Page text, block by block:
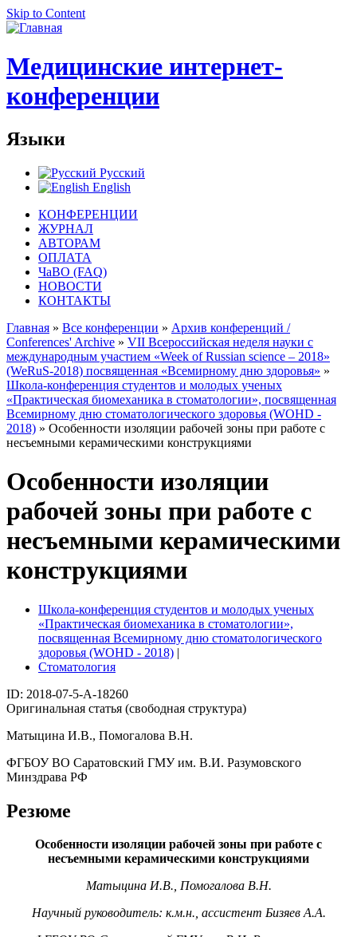
Skip to Content
Медицинские интернет-
конференции
Языки
Русский
English
КОНФЕРЕНЦИИ
ЖУРНАЛ
АВТОРАМ
ОПЛАТА
ЧаВО (FAQ)
НОВОСТИ
КОНТАКТЫ
Главная » Все конференции » Архив конференций /
Conferences' Archive » VII Всероссийская неделя науки с
международным участием «Week of Russian science – 2018»
(WeRuS-2018) посвященная «Всемирному дню здоровья» »
Школа-конференция студентов и молодых ученых
«Практическая биомеханика в стоматологии», посвященная
Всемирному дню стоматологического здоровья (WOHD -
2018) » Особенности изоляции рабочей зоны при работе с
несъемными керамическими конструкциями
Особенности изоляции
рабочей зоны при работе с
несъемными керамическими
конструкциями
Школа-конференция студентов и молодых ученых
«Практическая биомеханика в стоматологии»,
посвященная Всемирному дню стоматологического
здоровья (WOHD - 2018) |
Стоматология
ID: 2018-07-5-A-18260
Оригинальная статья (свободная структура)
Матыцина И.В., Помогалова В.Н.
ФГБОУ ВО Саратовский ГМУ им. В.И. Разумовского
Минздрава РФ
Резюме
Особенности изоляции рабочей зоны при работе с
несъемными керамическими конструкциями
Матыцина И.В., Помогалова В.Н.
Научный руководитель: к.м.н., ассистент Бизяев А.А.